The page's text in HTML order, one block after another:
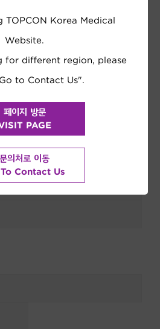
TOPCON Korea Medical
Website.
for different region, please
to Contact Us".
페이지 방문
PAGE
문의처로 이동
Contact Us